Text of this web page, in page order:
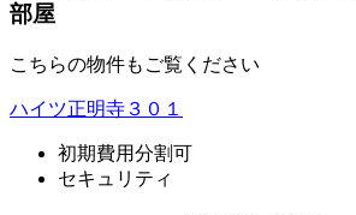
部屋
こちらの物件もご覧ください
ハイツ正明寺３０１
初期費用分割可
セキュリティ